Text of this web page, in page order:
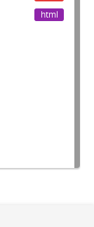
html